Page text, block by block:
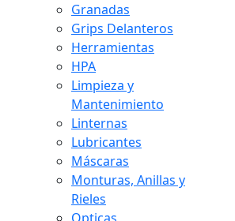
Granadas
Grips Delanteros
Herramientas
HPA
Limpieza y
Mantenimiento
Linternas
Lubricantes
Máscaras
Monturas, Anillas y
Rieles